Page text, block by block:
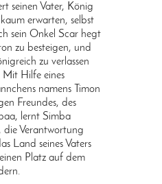
seinen Vater, König
erwarten, selbst
sein Onkel Scar hegt
zu besteigen, und
zu verlassen
Mit Hilfe eines
namens Timon
Freundes, des
lernt Simba
die Verantwortung
Land seines Vaters
Platz auf dem